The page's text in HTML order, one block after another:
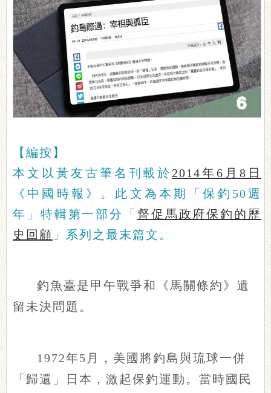
【編按】
本文以黃友古筆名刊載於 2014年6月8日
《中國時報》。此文為本期「保釣50週
年」特輯第一部分「 督促馬政府保釣的歷
史回顧 」系列之最末篇文。
釣魚臺是甲午戰爭和《馬關條約》遺
留未決問題。
1972年5月，美國將釣島與琉球一併
「歸還」日本，激起保釣運動。當時國民